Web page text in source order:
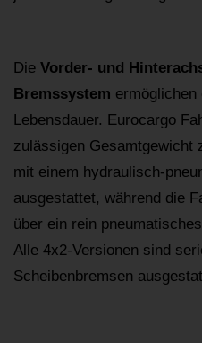
Die Vorder- und
Bremssystem ermöglichen
Lebensdauer. Eurocargo
zulässigen Gesamtgewicht
mit einem hydraulisch-
ausgestattet, während die
über ein rein
Alle 4x2-Versionen sind
Scheibenbremsen